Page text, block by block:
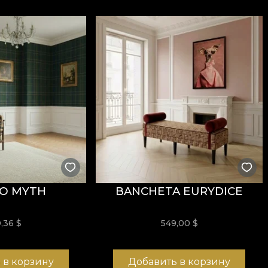
la uzură, având 60.000 rubsla testul de
la testul de inflamabilitate tip țigară.
fără înălbire, fără stoarcere prin răsucire, fără
și structură rezistentă, potrivit pentru proiecte de
MYTH
$
корзину
BANCHETA EURYDICE
549,00 $
Добавить в корзину